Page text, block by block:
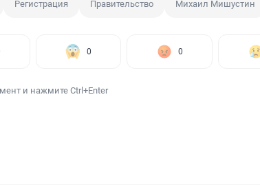
Регистрация Правительство Михаил Мишустин
0 0
и нажмите Ctrl+Enter